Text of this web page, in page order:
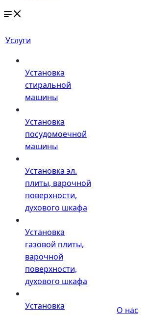
Услуги
Установка
стиральной
машины
Установка
посудомоечной
машины
Установка эл.
плиты, варочной
поверхности,
духового шкафа
Установка
газовой плиты,
варочной
поверхности,
духового шкафа
Установка
О нас